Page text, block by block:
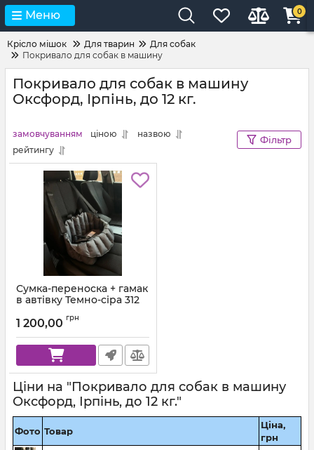
Меню 0
Крісло мішок Для тварин
Для собак
Покривало для собак в машину
Покривало для собак в машину
Оксфорд, Ірпінь, до 12 кг.
замовчуванням ціною
назвою
рейтингу
Фільтр
Сумка-переноска + гамак
в автівку Темно-сіра 312
1 200,00 грн
Ціни на "Покривало для собак в машину
Оксфорд, Ірпінь, до 12 кг."
Фото Товар
Ціна,
грн